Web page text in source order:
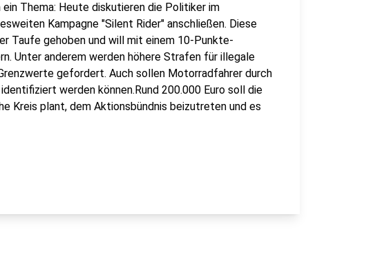
Thema: Heute diskutieren die Politiker im
Kampagne "Silent Rider" anschließen. Diese
Taufe gehoben und will mit einem 10-Punkte-
Unter anderem werden höhere Strafen für illegale
gefordert. Auch sollen Motorradfahrer durch
werden können.Rund 200.000 Euro soll die
Kreis plant, dem Aktionsbündnis beizutreten und es